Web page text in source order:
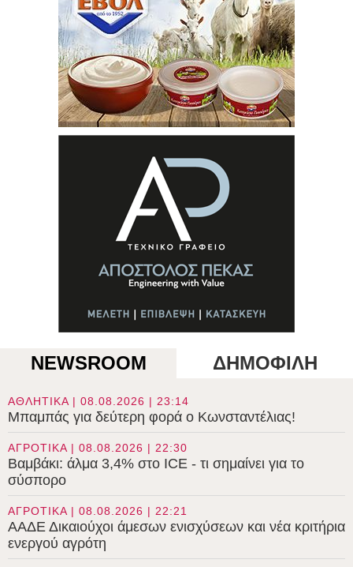
NEWSROOM ΔΗΜΟΦΙΛΗ
ΑΘΛΗΤΙΚΑ | 08.08.2026 | 23:14
Μπαμπάς για δεύτερη φορά ο Κωνσταντέλιας!
ΑΓΡΟΤΙΚΑ | 08.08.2026 | 22:30
Βαμβάκι: άλμα 3,4% στο ICE - τι σημαίνει για το
σύσπορο
ΑΓΡΟΤΙΚΑ | 08.08.2026 | 22:21
ΑΑΔΕ Δικαιούχοι άμεσων ενισχύσεων και νέα κριτήρια
ενεργού αγρότη